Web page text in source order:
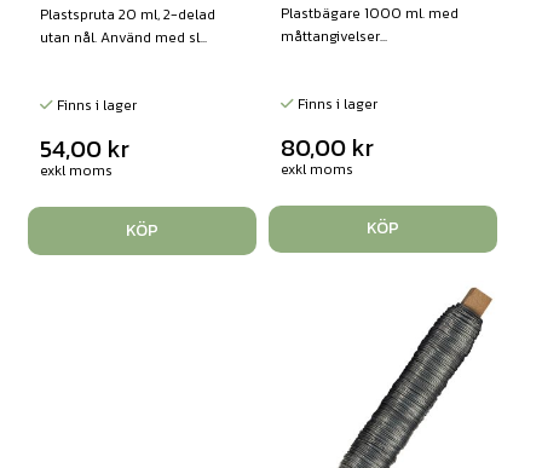
Plastspruta 20 ml, 2-delad
utan nål. Använd med sl...
Finns i lager
54,00 kr
exkl moms
KÖP
Plastbägare 1000 ml. med
måttangivelser...
Finns i lager
80,00 kr
exkl moms
KÖP